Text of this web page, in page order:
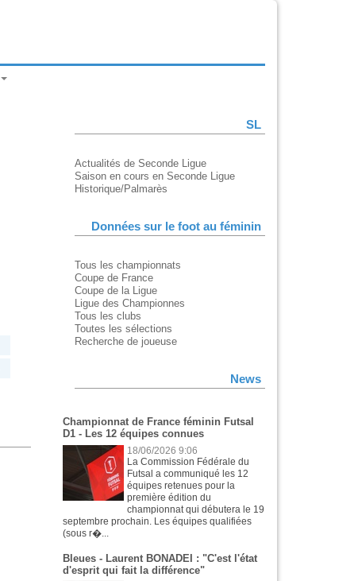
SL
Actualités de Seconde Ligue
Saison en cours en Seconde Ligue
Historique/Palmarès
Données sur le foot au féminin
Tous les championnats
Coupe de France
Coupe de la Ligue
Ligue des Championnes
Tous les clubs
Toutes les sélections
Recherche de joueuse
News
Championnat de France féminin Futsal
D1 - Les 12 équipes connues
18/06/2026 9:06
La Commission Fédérale du
Futsal a communiqué les 12
équipes retenues pour la
première édition du
championnat qui débutera le 19
septembre prochain. Les équipes qualifiées
(sous r�...
Bleues - Laurent BONADEI : "C'est l'état
d'esprit qui fait la différence"